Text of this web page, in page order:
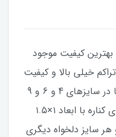
کیفیت موجود
خیلی بالا و کیفیت
چاپ فوق العاده با طرح بسیار زیبا در سایزهای 4 و 6 و 9
و 12 متری تولید می شود. سایزهای کناره با ابعاد ۱×۱.۵
۱×۳ متر و ۱×۴ متر و هر سایز دلخواه دیگری